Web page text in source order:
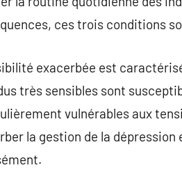
ces trois conditions
exacerbée est
très sensibles sont
vulnérables aux
la gestion de la